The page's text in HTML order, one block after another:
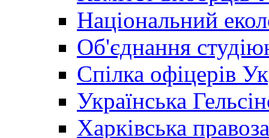
Національний
Об'єднання
Спілка офіцерів
Українська
Харківська